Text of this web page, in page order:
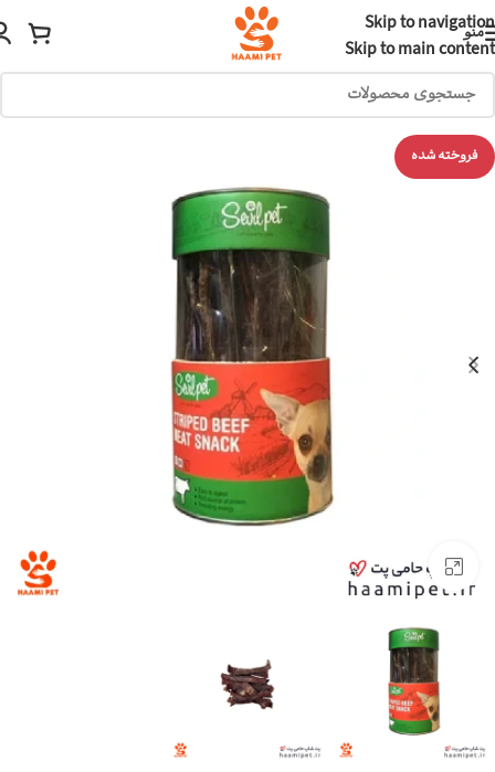
Skip to navigation
Skip to main content
منو
فروخته شده
برای بزرگنمایی کلیک کنید